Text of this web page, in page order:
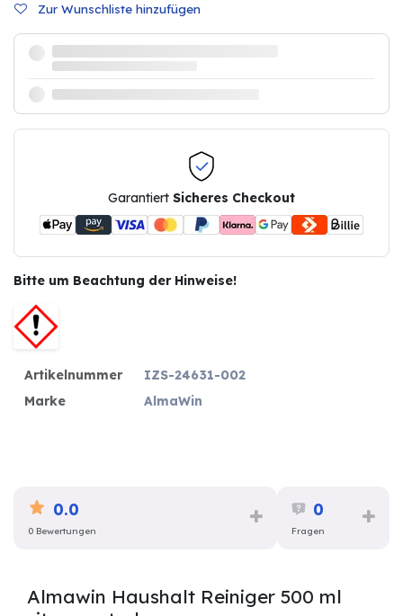
Zur Wunschliste hinzufügen
Garantiert Sicheres Checkout
Bitte um Beachtung der Hinweise!
Artikelnummer
IZS-24631-002
Marke
AlmaWin
0.0
0 Bewertungen
0
Fragen
Almawin Haushalt Reiniger 500 ml